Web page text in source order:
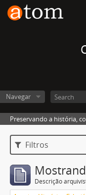
Navegar
Preservando a história,
Filtros
Descrição